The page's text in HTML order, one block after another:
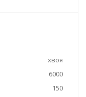
хвоя
6000
150